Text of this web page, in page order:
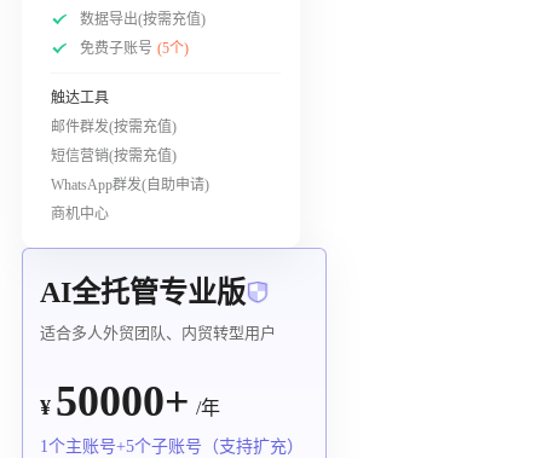
数据导出(按需充值)
免费子账号 (5个)
触达工具
邮件群发(按需充值)
短信营销(按需充值)
WhatsApp群发(自助申请)
商机中心
AI全托管专业版
适合多人外贸团队、内贸转型用户
¥ 50000+ /年
1个主账号+5个子账号（支持扩充）